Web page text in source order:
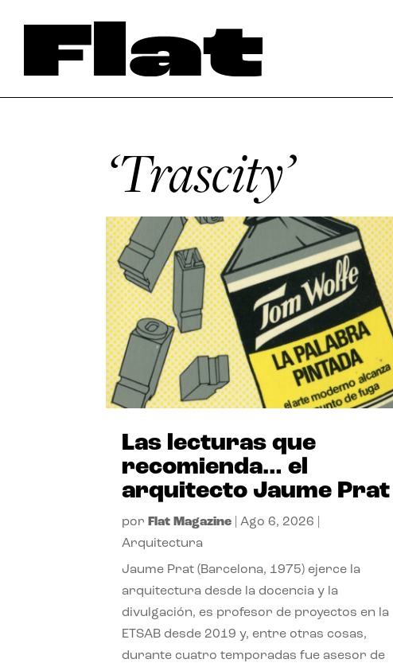
‘Trascity’
Las lecturas que
recomienda… el
arquitecto Jaume Prat
por Flat Magazine |Ago 6, 2026
Arquitectura
Jaume Prat (Barcelona, 1975) ejerce la
arquitectura desde la docencia y la
divulgación, es profesor de proyectos en la
ETSAB desde 2019 y, entre otras cosas,
durante cuatro temporadas fue asesor de